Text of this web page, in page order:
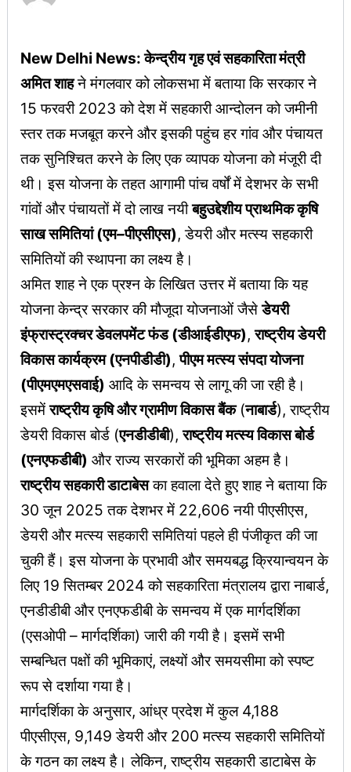
New Delhi News: केन्द्रीय गृह एवं सहकारिता मंत्री
अमित शाहने मंगलवार को लोकसभा में बताया कि सरकार ने
15 फरवरी 2023 को देश में सहकारी आन्दोलन को जमीनी
स्तर तक मजबूत करने और इसकी पहुंच हर गांव और पंचायत
तक सुनिश्चित करने के लिए एक व्यापक योजना को मंजूरी दी
थी। इस योजना के तहत आगामी पांच वर्षों में देशभर के सभी
गांवों और पंचायतों में दो लाख नयीबहुउद्देशीय प्राथमिक कृषि
साख समितियां (एम–पीएसीएस), डेयरी और मत्स्य सहकारी
समितियों की स्थापना का लक्ष्य है।
अमित शाह ने एक प्रश्न के लिखित उत्तर में बताया कि यह
योजना केन्द्र सरकार की मौजूदा योजनाओं जैसेडेयरी
इंफ्रास्ट्रक्चर डेवलपमेंट फंड (डीआईडीएफ),राष्ट्रीय डेयरी
विकास कार्यक्रम (एनपीडीडी),पीएम मत्स्य संपदा योजना
(पीएमएमएसवाई) आदि के समन्वय से लागू की जा रही है।
इसमेंराष्ट्रीय कृषि और ग्रामीण विकास बैंक(नाबार्ड), राष्ट्रीय
डेयरी विकास बोर्ड (एनडीडीबी),राष्ट्रीय मत्स्य विकास बोर्ड
(एनएफडीबी) और राज्य सरकारों की भूमिका अहम है।
राष्ट्रीय सहकारी डाटाबेसका हवाला देते हुए शाह ने बताया कि
30 जून 2025 तक देशभर में 22,606 नयी पीएसीएस,
डेयरी और मत्स्य सहकारी समितियां पहले ही पंजीकृत की जा
चुकी हैं। इस योजना के प्रभावी और समयबद्ध क्रियान्वयन के
लिए 19 सितम्बर 2024 को सहकारिता मंत्रालय द्वारा नाबार्ड,
एनडीडीबी और एनएफडीबी के समन्वय में एक मार्गदर्शिका
(एसओपी – मार्गदर्शिका) जारी की गयी है। इसमें सभी
सम्बन्धित पक्षों की भूमिकाएं, लक्ष्यों और समयसीमा को स्पष्ट
रूप से दर्शाया गया है।
मार्गदर्शिका के अनुसार, आंध्र प्रदेश में कुल 4,188
पीएसीएस, 9,149 डेयरी और 200 मत्स्य सहकारी समितियों
के गठन का लक्ष्य है। लेकिन, राष्ट्रीय सहकारी डाटाबेस के